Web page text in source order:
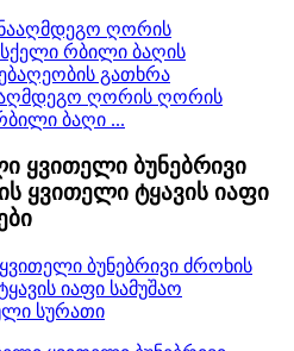
ღორის ღორის
ბაღი ...
ყვითელი ბუნებრივი
ყვითელი ტყავის იაფი